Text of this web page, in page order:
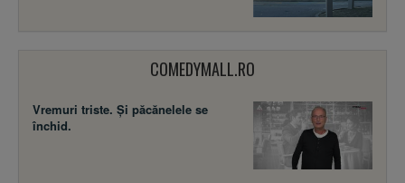
COMEDYMALL.RO
Vremuri triste. Şi păcănelele se
închid.